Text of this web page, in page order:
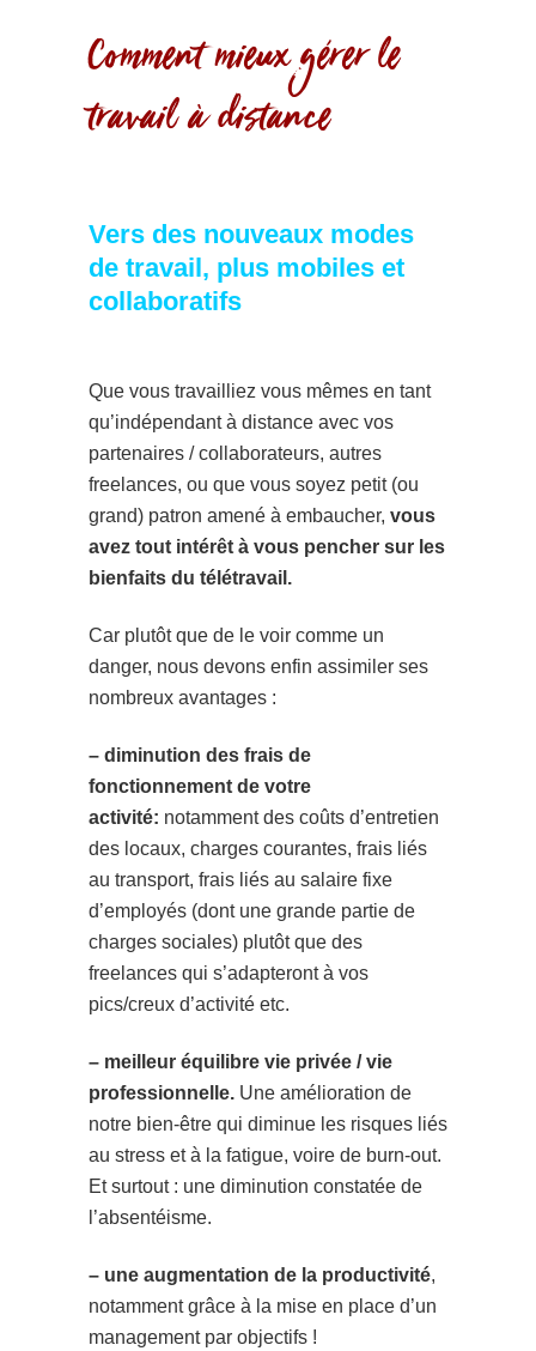
Comment mieux gérer le
travail à distance
Vers des nouveaux modes
de travail, plus mobiles et
collaboratifs
Que vous travailliez vous mêmes en tant
qu’indépendant à distance avec vos
partenaires / collaborateurs, autres
freelances, ou que vous soyez petit (ou
grand) patron amené à embaucher, vous
avez tout intérêt à vous pencher sur les
bienfaits du télétravail.
Car plutôt que de le voir comme un
danger, nous devons enfin assimiler ses
nombreux avantages :
– diminution des frais de
fonctionnement de votre
activité: notamment des coûts d’entretien
des locaux, charges courantes, frais liés
au transport, frais liés au salaire fixe
d’employés (dont une grande partie de
charges sociales) plutôt que des
freelances qui s’adapteront à vos
pics/creux d’activité etc.
– meilleur équilibre vie privée / vie
professionnelle. Une amélioration de
notre bien-être qui diminue les risques liés
au stress et à la fatigue, voire de burn-out.
Et surtout : une diminution constatée de
l’absentéisme.
– une augmentation de la productivité,
notamment grâce à la mise en place d’un
management par objectifs !